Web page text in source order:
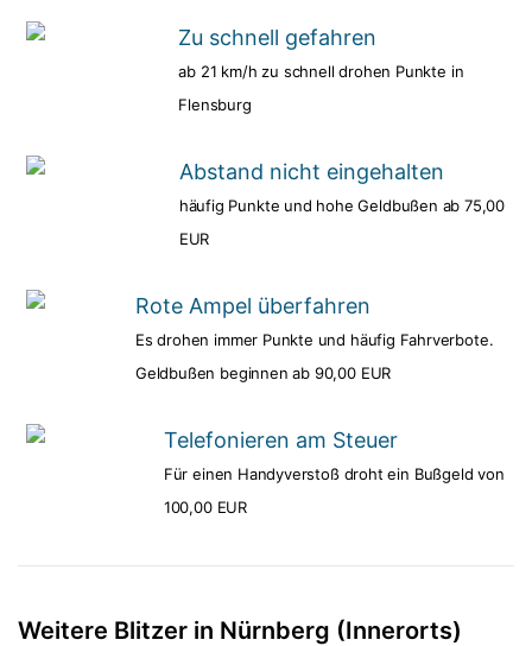
Zu schnell gefahren
ab 21 km/h zu schnell drohen Punkte in
Flensburg
Abstand nicht eingehalten
häufig Punkte und hohe Geldbußen ab 75,00
EUR
Rote Ampel überfahren
Es drohen immer Punkte und häufig Fahrverbote.
Geldbußen beginnen ab 90,00 EUR
Telefonieren am Steuer
Für einen Handyverstoß droht ein Bußgeld von
100,00 EUR
Weitere Blitzer in Nürnberg (Innerorts)